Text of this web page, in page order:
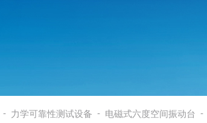
- 力学可靠性测试设备 - 电磁式六度空间振动台 -